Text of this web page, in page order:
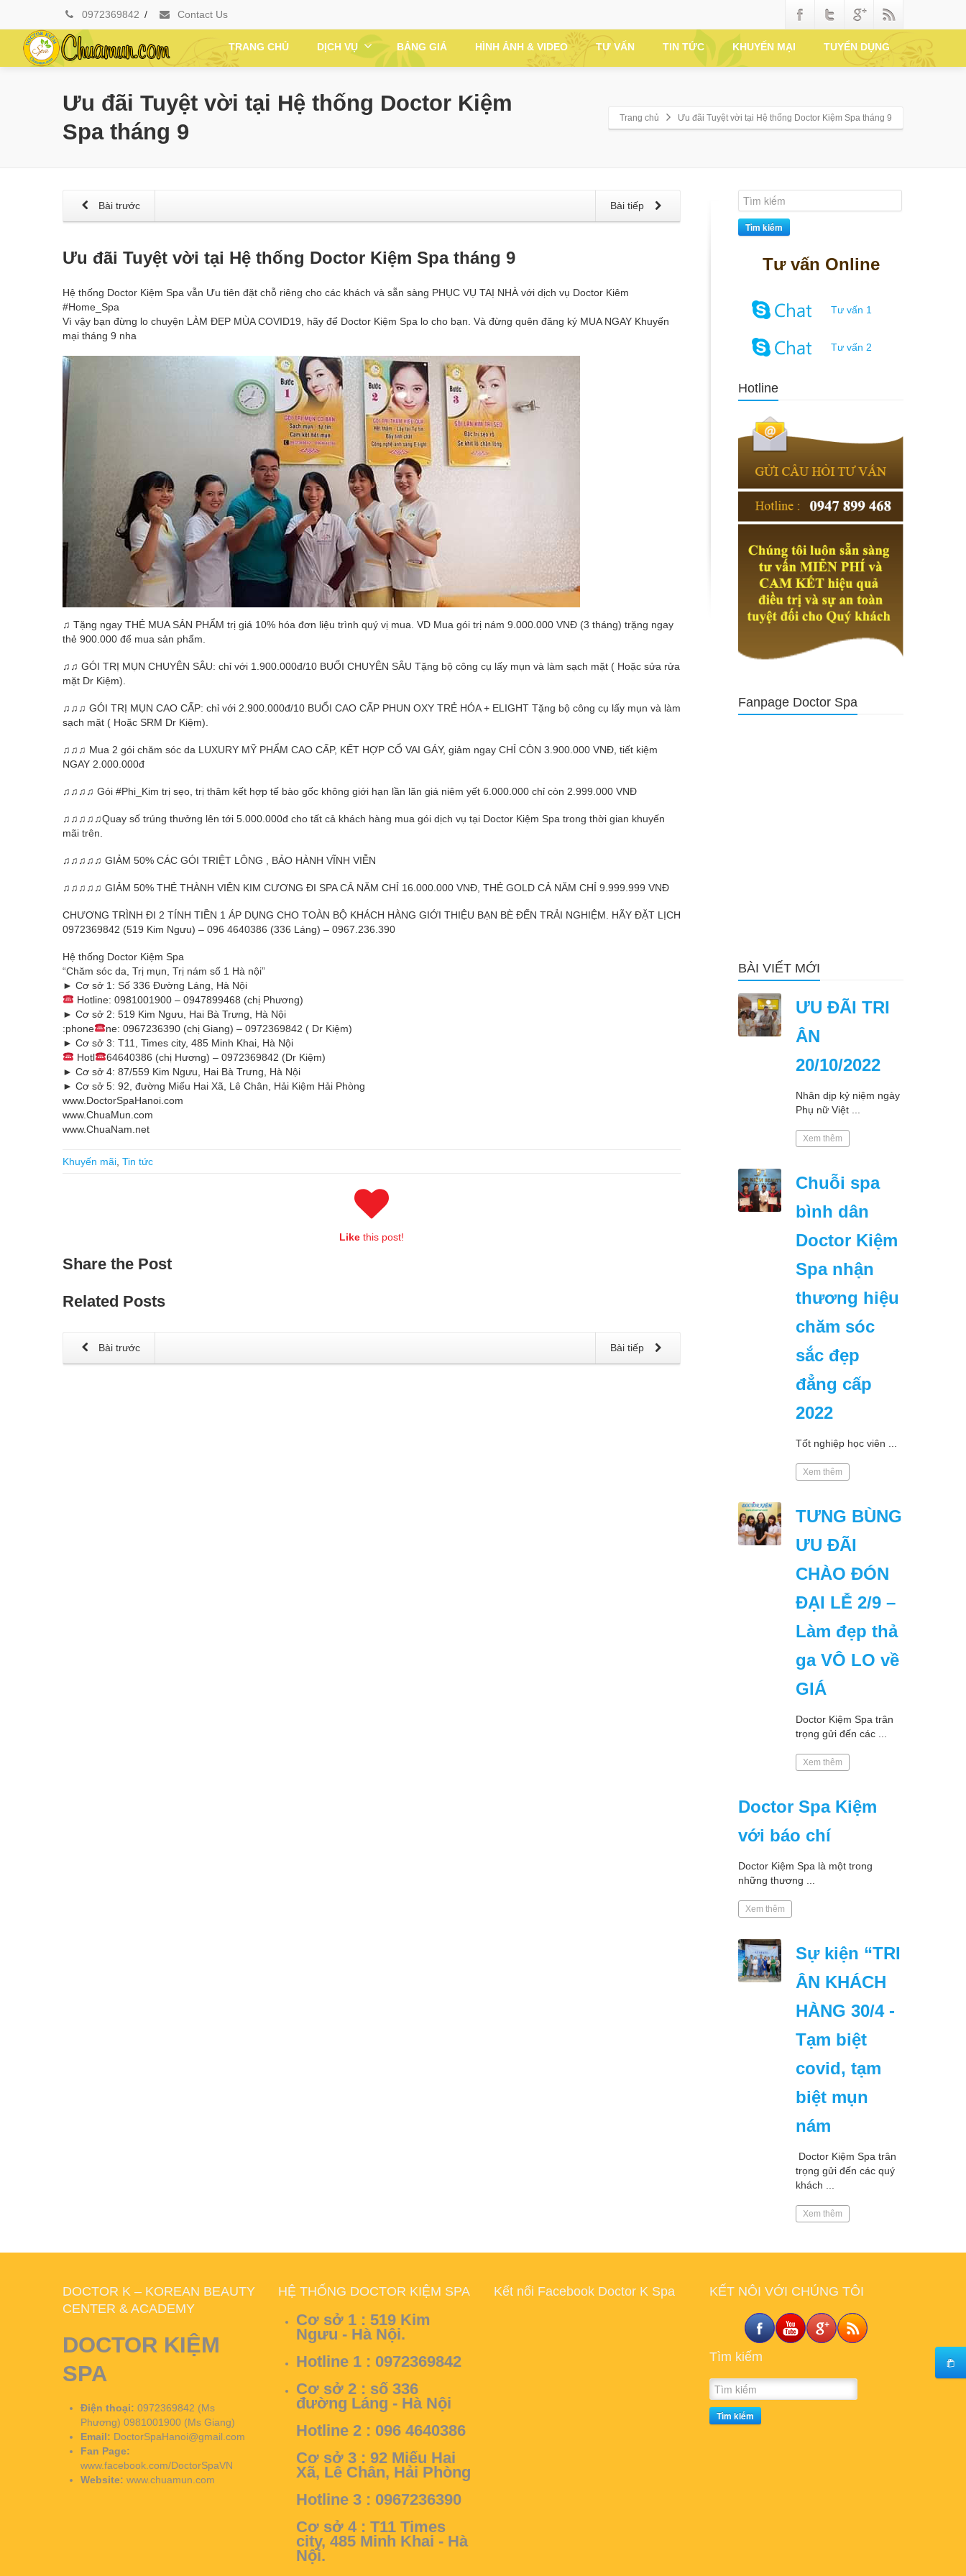
0972369842 / Contact Us
TRANG CHỦ DỊCH VỤ BẢNG GIÁ HÌNH ẢNH & VIDEO TƯ VẤN TIN TỨC KHUYẾN MẠI TUYỂN DỤNG
Ưu đãi Tuyệt vời tại Hệ thống Doctor Kiệm
Spa tháng 9
Trang chủ Ưu đãi Tuyệt vời tại Hệ thống Doctor Kiệm Spa tháng 9
Bài tiếp
Bài trước
Ưu đãi Tuyệt vời tại Hệ thống Doctor Kiệm Spa tháng 9
Hệ thống Doctor Kiệm Spa vẫn Ưu tiên đặt chỗ riêng cho các khách và sẵn sàng PHỤC VỤ TAỊ NHÀ với dịch vụ Doctor Kiêm
#Home_Spa
Vì vậy bạn đừng lo chuyện LÀM ĐẸP MÙA COVID19, hãy để Doctor Kiệm Spa lo cho bạn. Và đừng quên đăng ký MUA NGAY Khuyến
mại tháng 9 nha
♫ Tặng ngay THẺ MUA SẢN PHẨM trị giá 10% hóa đơn liệu trình quý vị mua. VD Mua gói trị nám 9.000.000 VNĐ (3 tháng) trặng ngay
thẻ 900.000 để mua sản phẩm.
♫♫ GÓI TRỊ MỤN CHUYÊN SÂU: chỉ với 1.900.000đ/10 BUỔI CHUYÊN SÂU Tặng bộ công cụ lấy mụn và làm sạch mặt ( Hoặc sửa rửa
mặt Dr Kiệm).
♫♫♫ GÓI TRỊ MỤN CAO CẤP: chỉ với 2.900.000đ/10 BUỔI CAO CẤP PHUN OXY TRẺ HÓA + ELIGHT Tặng bộ công cụ lấy mụn và làm
sạch mặt ( Hoặc SRM Dr Kiệm).
♫♫♫ Mua 2 gói chăm sóc da LUXURY MỸ PHẨM CAO CẤP, KẾT HỢP CỔ VAI GÁY, giảm ngay CHỈ CÒN 3.900.000 VNĐ, tiết kiệm
NGAY 2.000.000đ
♫♫♫♫ Gói #Phi_Kim trị sẹo, trị thâm kết hợp tế bào gốc không giới hạn lần lăn giá niêm yết 6.000.000 chỉ còn 2.999.000 VNĐ
♫♫♫♫♫Quay số trúng thưởng lên tới 5.000.000đ cho tất cả khách hàng mua gói dịch vụ tại Doctor Kiệm Spa trong thời gian khuyến
mãi trên.
♫♫♫♫♫ GIẢM 50% CÁC GÓI TRIỆT LÔNG , BẢO HÀNH VĨNH VIỄN
♫♫♫♫♫ GIẢM 50% THẺ THÀNH VIÊN KIM CƯƠNG ĐI SPA CẢ NĂM CHỈ 16.000.000 VNĐ, THẺ GOLD CẢ NĂM CHỈ 9.999.999 VNĐ
CHƯƠNG TRÌNH ĐI 2 TÍNH TIỀN 1 ÁP DỤNG CHO TOÀN BỘ KHÁCH HÀNG GIỚI THIỆU BẠN BÈ ĐẾN TRẢI NGHIỆM. HÃY ĐẶT LỊCH
0972369842 (519 Kim Ngưu) – 096 4640386 (336 Láng) – 0967.236.390
Hệ thống Doctor Kiệm Spa
“Chăm sóc da, Trị mụn, Trị nám số 1 Hà nội”
► Cơ sở 1: Số 336 Đường Láng, Hà Nội
Hotline: 0981001900 – 0947899468 (chị Phương)
► Cơ sở 2: 519 Kim Ngưu, Hai Bà Trưng, Hà Nội
:phone
ne: 0967236390 (chị Giang) – 0972369842 ( Dr Kiệm)
► Cơ sở 3: T11, Times city, 485 Minh Khai, Hà Nội
Hotl
64640386 (chị Hương) – 0972369842 (Dr Kiệm)
► Cơ sở 4: 87/559 Kim Ngưu, Hai Bà Trưng, Hà Nội
► Cơ sở 5: 92, đường Miếu Hai Xã, Lê Chân, Hải Kiệm Hải Phòng
www.DoctorSpaHanoi.com
www.ChuaMun.com
www.ChuaNam.net
Khuyến mãi Tin tức
Like this post!
Share the Post
Related Posts
Bài tiếp
Bài trước
Tìm kiếm
Tư vấn Online
Tư vấn 1
Tư vấn 2
Hotline
Fanpage Doctor Spa
BÀI VIẾT MỚI
ƯU ĐÃI TRI
ÂN
20/10/2022
Nhân dịp kỷ niệm ngày
Phụ nữ Việt ...
Xem thêm
Chuỗi spa
bình dân
Doctor Kiệm
Spa nhận
thương hiệu
chăm sóc
sắc đẹp
đẳng cấp
2022
Tốt nghiệp học viên ...
Xem thêm
TƯNG BÙNG
ƯU ĐÃI
CHÀO ĐÓN
ĐẠI LỄ 2/9 –
Làm đẹp thả
ga VÔ LO về
GIÁ
Doctor Kiệm Spa trân
trọng gửi đến các ...
Xem thêm
Doctor Spa Kiệm
với báo chí
Doctor Kiệm Spa là một trong
những thương ...
Xem thêm
Sự kiện “TRI
ÂN KHÁCH
HÀNG 30/4 -
Tạm biệt
covid, tạm
biệt mụn
nám
Doctor Kiệm Spa trân
trọng gửi đến các quý
khách ...
Xem thêm
DOCTOR K – KOREAN BEAUTY
CENTER & ACADEMY
DOCTOR KIỆM
SPA
Điện thoại: 0972369842 (Ms
Phương) 0981001900 (Ms Giang)
Email: DoctorSpaHanoi@gmail.com
Fan Page:
www.facebook.com/DoctorSpaVN
Website: www.chuamun.com
HỆ THỐNG DOCTOR KIỆM SPA
Cơ sở 1 : 519 Kim
Ngưu - Hà Nội.
Hotline 1 : 0972369842
Cơ sở 2 : số 336
đường Láng - Hà Nội
Hotline 2 : 096 4640386
Cơ sở 3 : 92 Miếu Hai
Xã, Lê Chân, Hải Phòng
Hotline 3 : 0967236390
Cơ sở 4 : T11 Times
city, 485 Minh Khai - Hà
Nội.
Kết nối Facebook Doctor K Spa KẾT NÔI VỚI CHÚNG TÔI
Tìm kiếm
Tìm kiếm